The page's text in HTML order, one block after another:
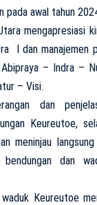
pada awal tahun
mengapresiasi
I dan manajemen
– Indra –
– Visi.
dan
Keureutoe,
meninjau
dan
Keureutoe